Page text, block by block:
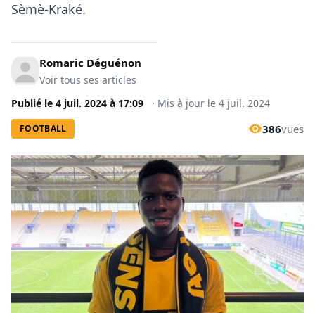
Sèmè-Kraké.
Romaric Déguénon
Voir tous ses articles
Publié le 4 juil. 2024 à 17:09 · Mis à jour le 4 juil. 2024
FOOTBALL 386vues